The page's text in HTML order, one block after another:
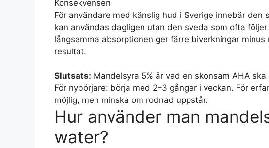
Konsekvensen
För användare med känslig hud i Sverige innebär
kan användas dagligen utan den sveda som ofta
långsamma absorptionen ger färre biverkningar
resultat.
Slutsats: Mandelsyra 5% är vad en skonsam AHA
För nybörjare: börja med 2–3 gånger i veckan. För
möjlig, men minska om rodnad uppstår.
Hur använder man
water?